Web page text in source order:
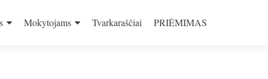
Mokytojams Tvarkaraščiai PRIĖMIMAS